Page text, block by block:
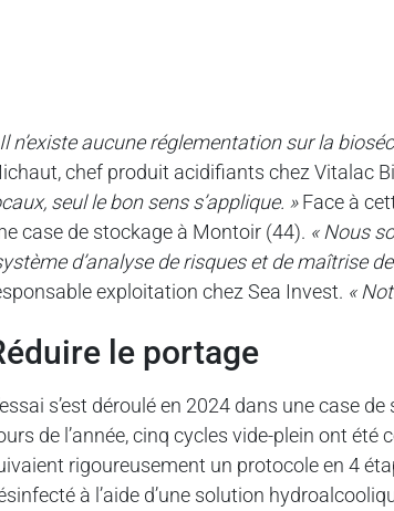
n’existe aucune réglementation sur la
chef produit acidifiants chez Vitalac
seul le bon sens s’applique. »Face à
case de stockage à Montoir (44). « Nous
d’analyse de risques et de maîtrise
exploitation chez Sea Invest. «
réduire le portage
s’est déroulé en 2024 dans une case
de l’année, cinq cycles vide-plein ont
rigoureusement un protocole en 4
à l’aide d’une solution